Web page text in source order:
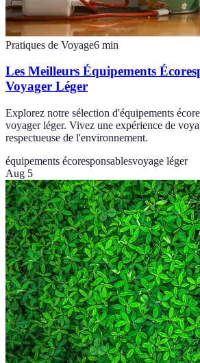
Pratiques de Voyage6 min
Les Meilleurs Équipements
Voyager Léger
Explorez notre sélection d'équipements
voyager léger. Vivez une expérience de
respectueuse de l'environnement.
équipements écoresponsablesvoyage léger
Aug 5